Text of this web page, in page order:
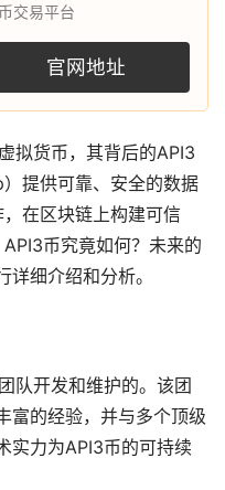
交易平台
官网地址
拟货币，其背后的API3
提供可靠、安全的数据
在区块链上构建可信
币究竟如何？未来的
细介绍和分析。
队开发和维护的。该团
富的经验，并与多个顶级
实力为API3币的可持续